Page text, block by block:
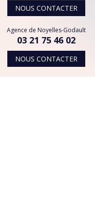
NOUS CONTACTER
Agence de Noyelles-Godault
03 21 75 46 02
NOUS CONTACTER